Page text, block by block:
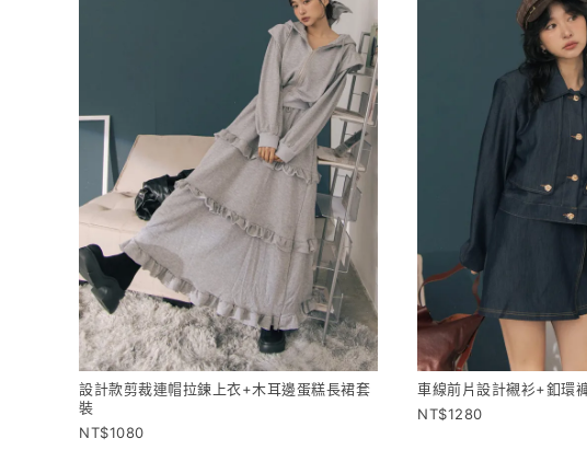
設計款剪裁連帽拉鍊上衣+木耳邊蛋糕長裙套
裝
1080
車線前片設計襯衫+釦環
1280